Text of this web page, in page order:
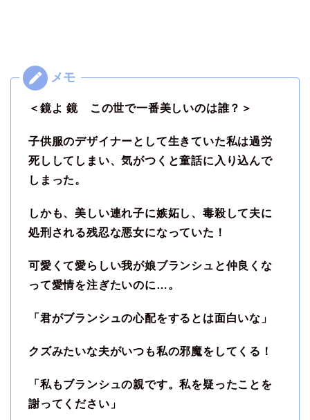
＜鏡よ 鏡 この世で一番美しいのは誰？＞
子供服のデザイナーとして生きていた私は過労
死ししてしまい、気がつくと童話に入り込んで
しまった。
しかも、美しい連れ子に嫉妬し、毒殺して夫に
処刑される残忍な悪女になっていた！
可愛くて愛らしい我が娘ブランシュと仲良くな
って愛情を注ぎたいのに…。
「君がブランシュの心配をするとは面白いな」
クズみたいな夫がいつも私の邪魔をしてくる！
「私もブランシュの親です。私を疑ったことを
謝ってください」